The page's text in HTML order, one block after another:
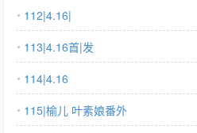
112|4.16|
113|4.16首|发
114|4.16
115|榆儿 叶素娘番外